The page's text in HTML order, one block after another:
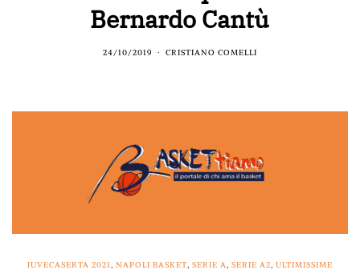
Bernardo Cantù
24/10/2019 CRISTIANO COMELLI
JUVECASERTA 2021, NAPOLI BASKET, SERIE A, SERIE A2, ULTIMISSIME